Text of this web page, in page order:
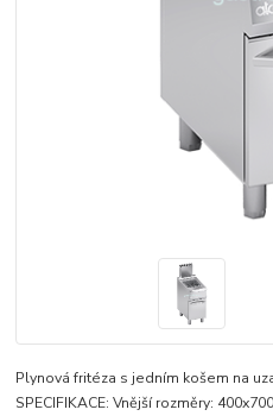
Plynová fritéza s jedním košem na
SPECIFIKACE: Vnější rozměry: